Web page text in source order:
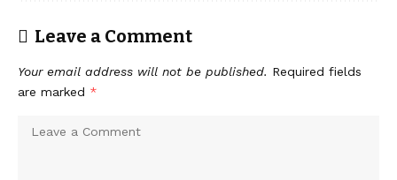
Leave a Comment
Your email address will not be published. Required fields
are marked *